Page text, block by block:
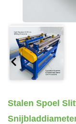
Stalen Spoel